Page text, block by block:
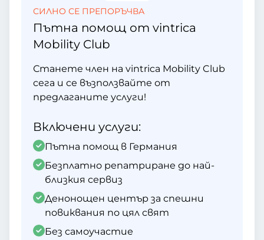
СИЛНО СЕ ПРЕПОРЪЧВА
Пътна помощ от vintrica
Mobility Club
Станете член на vintrica Mobility Club
сега и се възползвайте от
предлаганите услуги!
Включени услуги:
Пътна помощ в Германия
Безплатно репатриране до най-
близкия сервиз
Денонощен център за спешни
повиквания по цял свят
Без самоучастие